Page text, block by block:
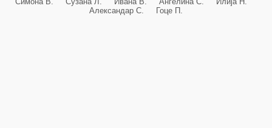
Александар С. Гоце П.